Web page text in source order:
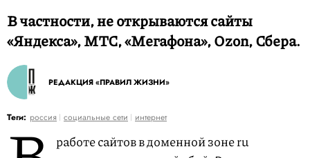
В частности, не открываются сайты
«Яндекса», МТС, «Мегафона», Ozon, Сбера.
РЕДАКЦИЯ «ПРАВИЛ ЖИЗНИ»
Теги: россия социальные сети интернет
работе сайтов в доменной зоне ru